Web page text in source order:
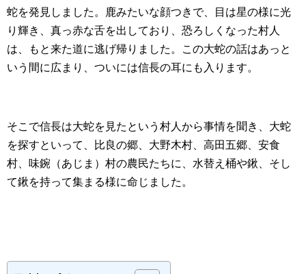
蛇を発見しました。鹿みたいな顔つきで、目は星の様に光
り輝き、真っ赤な舌を出しており、恐ろしくなった村人
は、もと来た道に逃げ帰りました。この大蛇の話はあっと
いう間に広まり、ついには信長の耳にも入ります。
そこで信長は大蛇を見たという村人から事情を聞き、大蛇
を探すといって、比良の郷、大野木村、高田五郷、安食
村、味鋺（あじま）村の農民たちに、水替え桶や鍬、そし
て鍬を持って集まる様に命じました。